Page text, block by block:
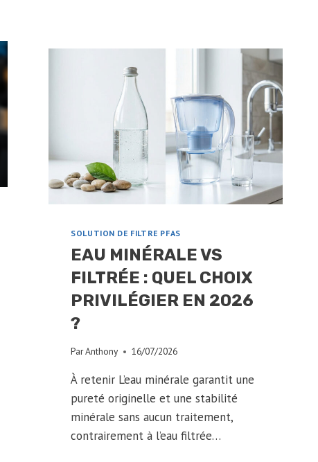
?
CE
QU’IL
SAVOIR
SOLUTION DE FILTRE PFAS
EAU MINÉRALE VS
FILTRÉE : QUEL CHOIX
PRIVILÉGIER EN 2026
?
ParAnthony 16/07/2026
À retenir L’eau minérale garantit une
pureté originelle et une stabilité
minérale sans aucun traitement,
contrairement à l’eau filtrée…